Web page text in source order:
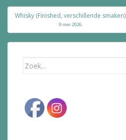
Bericht
navigatie
Whisky (Finished, verschillende smaken)
9 mei 2026
Zoek